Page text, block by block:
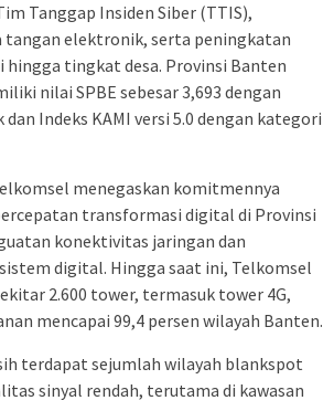
Tanggap Insiden Siber (TTIS),
elektronik, serta peningkatan
hingga tingkat desa. Provinsi Banten
nilai SPBE sebesar 3,693 dengan
Indeks KAMI versi 5.0 dengan kategori
menegaskan komitmennya
transformasi digital di Provinsi
konektivitas jaringan dan
digital. Hingga saat ini, Telkomsel
2.600 tower, termasuk tower 4G,
mencapai 99,4 persen wilayah Banten.
terdapat sejumlah wilayah blankspot
sinyal rendah, terutama di kawasan